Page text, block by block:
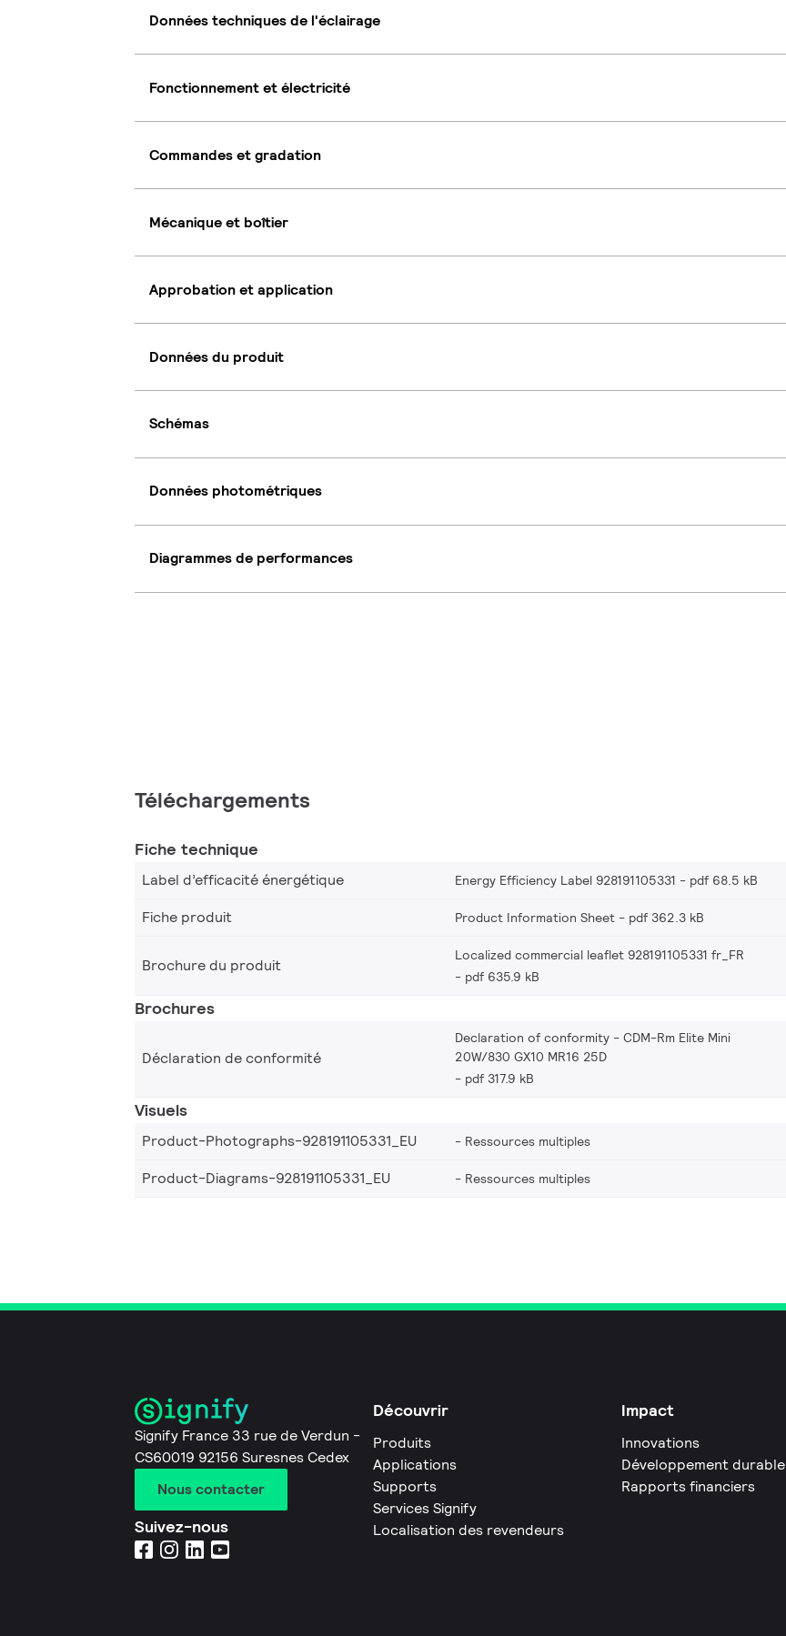
Données techniques de l'éclairage
Fonctionnement et électricité
Commandes et gradation
Mécanique et boîtier
Approbation et application
Données du produit
Schémas
Données photométriques
Diagrammes de performances
Téléchargements
Fiche technique
Label d’efficacité énergétique Energy Efficiency Label 928191105331 pdf 68.5 kB
Fiche produit
Product Information Sheet pdf 362.3 kB
Brochure du produit
Localized commercial leaflet 928191105331 fr_FR
pdf 635.9 kB
Brochures
Déclaration de conformité
Declaration of conformity - CDM-Rm Elite Mini
20W/830 GX10 MR16 25D
pdf 317.9 kB
Visuels
Product-Photographs-928191105331_EU Ressources multiples
Product-Diagrams-928191105331_EU
Ressources multiples
Signify France 33 rue de Verdun -
CS60019 92156 Suresnes Cedex
Nous contacter
Suivez-nous
Découvrir
Produits
Applications
Supports
Services Signify
Localisation des revendeurs
Impact
Innovations
Développement durable
Rapports financiers